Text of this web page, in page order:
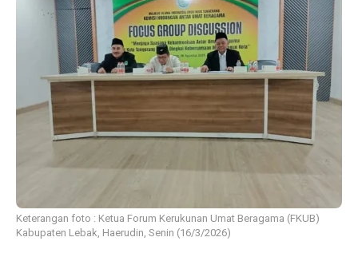
Keterangan foto : Ketua Forum Kerukunan Umat Beragama (FKUB)
Kabupaten Lebak, Haerudin, Senin (16/3/2026)